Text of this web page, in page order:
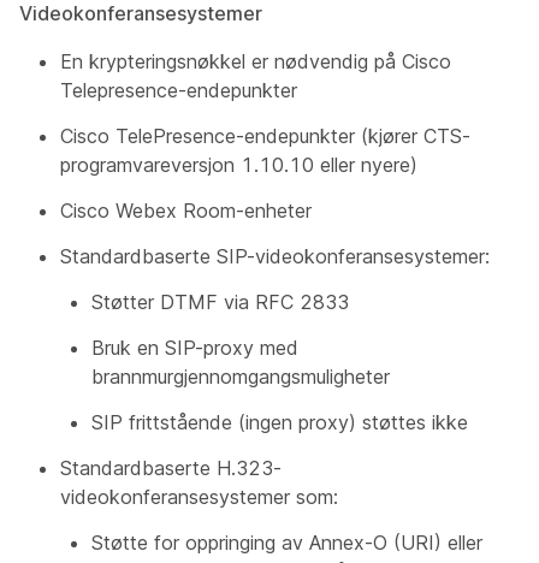
Videokonferansesystemer
En krypteringsnøkkel er nødvendig på Cisco
Telepresence-endepunkter
Cisco TelePresence-endepunkter (kjører CTS-
programvareversjon 1.10.10 eller nyere)
Cisco Webex Room-enheter
Standardbaserte SIP-videokonferansesystemer:
Støtter DTMF via RFC 2833
Bruk en SIP-proxy med
brannmurgjennomgangsmuligheter
SIP frittstående (ingen proxy) støttes ikke
Standardbaserte H.323-
videokonferansesystemer som:
Støtte for oppringing av Annex-O (URI) eller